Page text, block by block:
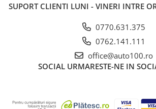
SUPORT CLIENTI LUNI - VINERI INTRE
0770.631.375
0762.141.111
office@auto100.ro
SOCIAL URMARESTE-NE IN